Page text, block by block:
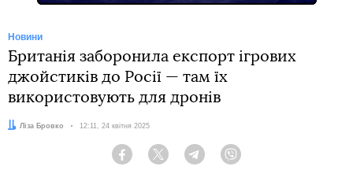
Новини
Британія заборонила експорт ігрових
джойстиків до Росії — там їх
використовують для дронів
Автор:
Ліза Бровко Дата:
12:11, 24 квітня 2025
Facebook Twitter Telegram